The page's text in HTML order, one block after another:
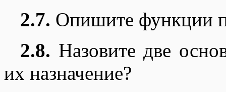
2.7. Опишите функции
2.8. Назовите две
их назначение?